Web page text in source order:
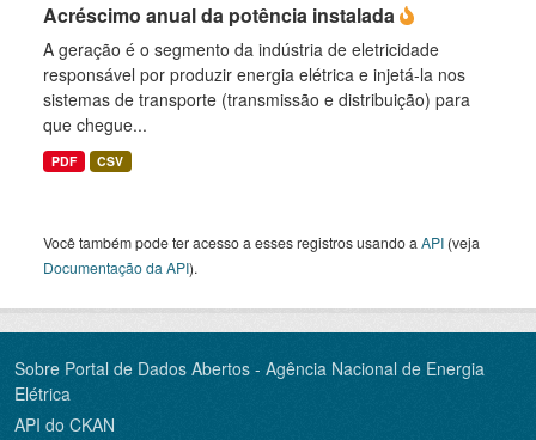
Acréscimo anual da potência instalada
A geração é o segmento da indústria de eletricidade
responsável por produzir energia elétrica e injetá-la nos
sistemas de transporte (transmissão e distribuição) para
que chegue...
PDF CSV
Você também pode ter acesso a esses registros usando a API (veja
Documentação da API).
Sobre Portal de Dados Abertos - Agência Nacional de Energia
Elétrica
API do CKAN